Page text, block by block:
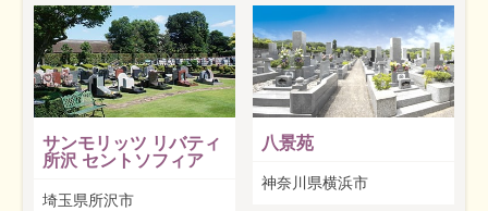
サンモリッツ リバティ
所沢 セントソフィア
埼玉県所沢市
八景苑
神奈川県横浜市